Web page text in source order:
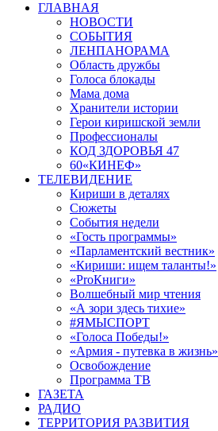
ГЛАВНАЯ
НОВОСТИ
СОБЫТИЯ
ЛЕНПАНОРАМА
Область дружбы
Голоса блокады
Мама дома
Хранители истории
Герои киришской земли
Профессионалы
КОД ЗДОРОВЬЯ 47
60«КИНЕФ»
ТЕЛЕВИДЕНИЕ
Кириши в деталях
Сюжеты
События недели
«Гость программы»
«Парламентский вестник»
«Кириши: ищем таланты!»
«ProКниги»
Волшебный мир чтения
«А зори здесь тихие»
#ЯМЫСПОРТ
«Голоса Победы!»
«Армия - путевка в жизнь»
Освобождение
Программа ТВ
ГАЗЕТА
РАДИО
ТЕРРИТОРИЯ РАЗВИТИЯ